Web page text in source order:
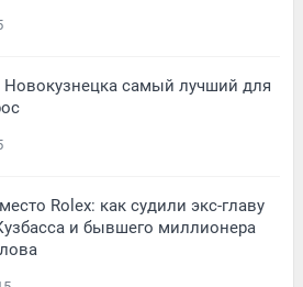
Новокузнецка самый лучший для
Rolex: как судили экс-главу
и бывшего миллионера